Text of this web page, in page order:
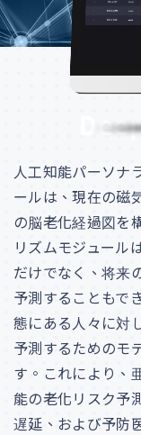
ee
人工知能パーソナ
ールは、現在の磁
の脳老化経過図を
リズムモジュール
だけでなく、将来
予測することもで
態にある人々に対
予測するためのモ
す。これにより、
能の老化リスク予
遅延、および予防